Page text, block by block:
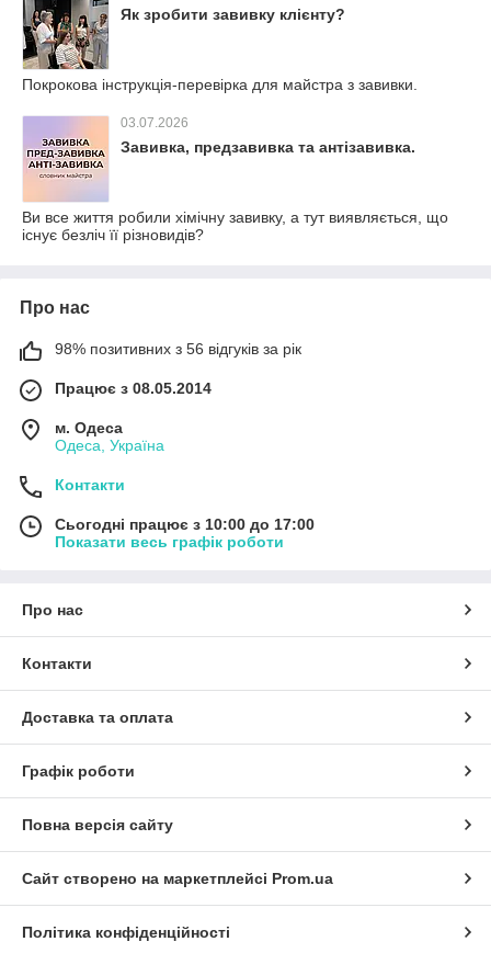
Як зробити завивку клієнту?
Покрокова інструкція-перевірка для майстра з завивки.
03.07.2026
Завивка, предзавивка та антізавивка.
Ви все життя робили хімічну завивку, а тут виявляється, що
існує безліч її різновидів?
Про нас
98% позитивних з 56 відгуків за рік
Працює з 08.05.2014
м. Одеса
Одеса, Україна
Контакти
Сьогодні працює з 10:00 до 17:00
Показати весь графік роботи
Про нас
Контакти
Доставка та оплата
Графік роботи
Повна версія сайту
Сайт створено на маркетплейсі Prom.ua
Політика конфіденційності